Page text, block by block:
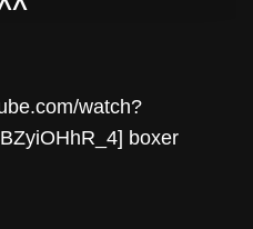
watch?
boxer